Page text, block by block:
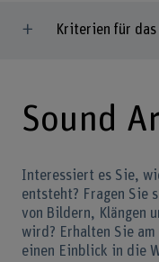
Kriterien für
Sound
Interessiert es Sie,
entsteht? Fragen Sie
von Bildern, Klängen
wird? Erhalten Sie am
einen Einblick in die